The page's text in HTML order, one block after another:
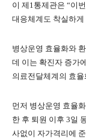
이 제1통제관은 “이
대응체계도 착실하
병상운영 효율화와
데 이는 확진자 증가
의료전달체계의 효
먼저 병상운영 효율
한 후 퇴원 이후 3일
사없이 자가격리에